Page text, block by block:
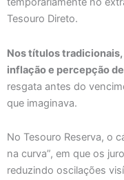
Tesouro Direto.
Nos títulos
inflação e percepção
resgata antes do
que imaginava.
No Tesouro Reserva, o
na curva”, em que os
reduzindo oscilações